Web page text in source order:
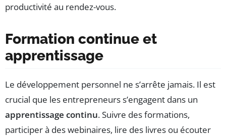
productivité au rendez-vous.
Formation continue et
apprentissage
Le développement personnel ne s’arrête jamais. Il est
crucial que les entrepreneurs s’engagent dans un
apprentissage continu. Suivre des formations,
participer à des webinaires, lire des livres ou écouter